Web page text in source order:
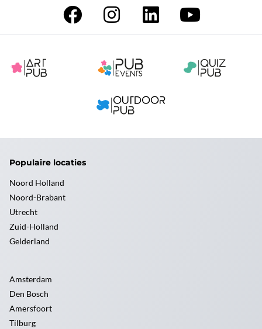
Populaire locaties
Noord Holland
Noord-Brabant
Utrecht
Zuid-Holland
Gelderland
Amsterdam
Den Bosch
Amersfoort
Tilburg